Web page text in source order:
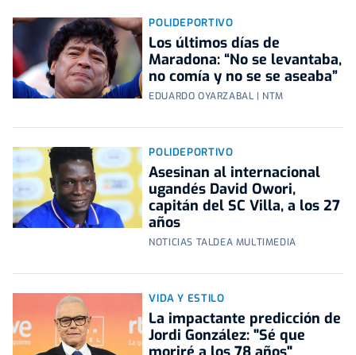
POLIDEPORTIVO
Los últimos días de
Maradona: “No se levantaba,
no comía y no se se aseaba”
EDUARDO OYARZABAL | NTM
POLIDEPORTIVO
Asesinan al internacional
ugandés David Owori,
capitán del SC Villa, a los 27
años
NOTICIAS TALDEA MULTIMEDIA
VIDA Y ESTILO
La impactante predicción de
Jordi González: "Sé que